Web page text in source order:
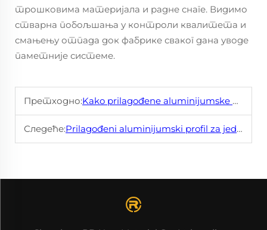
трошковима материјала и радне снаге. Видимо
стварна побољшања у контроли квалитета и
смањењу отпада док фабрике сваког дана уводе
паметније системе.
Претходно:Kako prilagođene aluminijumske omotnice optimizuju korišćenje elektronike
Следеће:Prilagođeni aluminijumski profil za jedinstvene projekte